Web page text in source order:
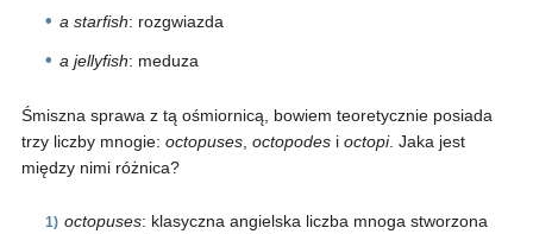
a starfish: rozgwiazda
a jellyfish: meduza
Śmiszna sprawa z tą ośmiornicą, bowiem teoretycznie posiada
trzy liczby mnogie: octopuses, octopodesi octopi. Jaka jest
między nimi różnica?
octopuses: klasyczna angielska liczba mnoga stworzona